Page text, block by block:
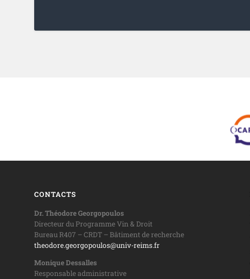
CONTACTS
Dr. Théodore Georgopoulos
Directeur du Programme Vin & Droit
Bureau R407 – CRDT – Bâtiment de recherche
theodore.georgopoulos@univ-reims.fr
Monique Dessalles
Responsable administrative